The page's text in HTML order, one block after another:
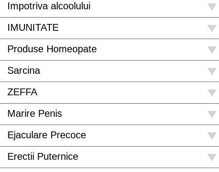
Impotriva alcoolului
IMUNITATE
Produse Homeopate
Sarcina
ZEFFA
Marire Penis
Ejaculare Precoce
Erectii Puternice